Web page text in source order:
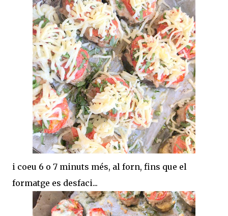
i coeu 6 o 7 minuts més, al forn, fins que el
formatge es desfaci...